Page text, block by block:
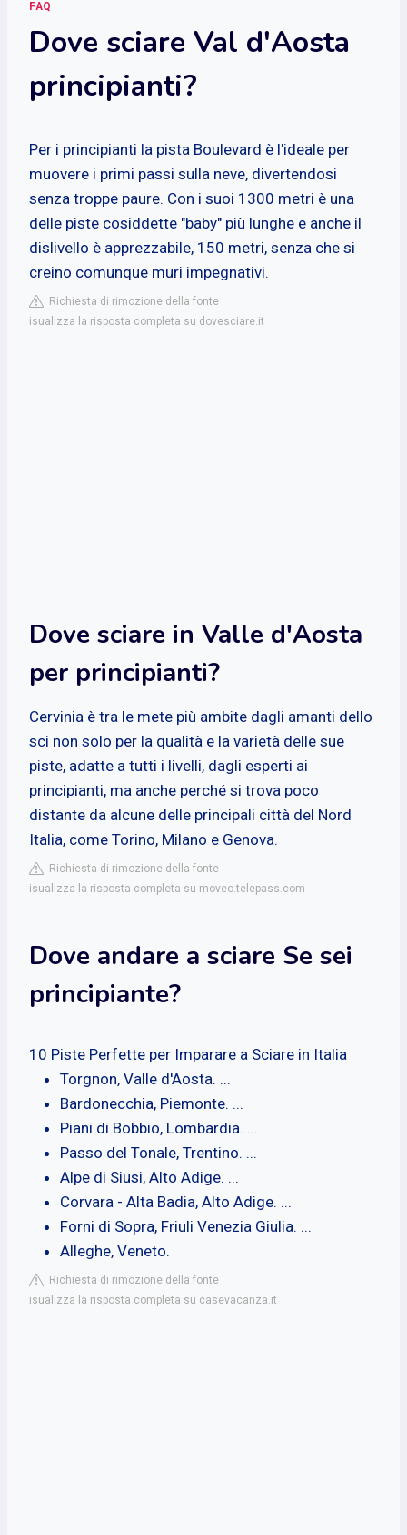
FAQ
Dove sciare Val d'Aosta
principianti?
Per i principianti la pista Boulevard è l'ideale per
muovere i primi passi sulla neve, divertendosi
senza troppe paure. Con i suoi 1300 metri è una
delle piste cosiddette "baby" più lunghe e anche il
dislivello è apprezzabile, 150 metri, senza che si
creino comunque muri impegnativi.
Richiesta di rimozione della fonte
isualizza la risposta completa su dovesciare.it
Dove sciare in Valle d'Aosta
per principianti?
Cervinia è tra le mete più ambite dagli amanti dello
sci non solo per la qualità e la varietà delle sue
piste, adatte a tutti i livelli, dagli esperti ai
principianti, ma anche perché si trova poco
distante da alcune delle principali città del Nord
Italia, come Torino, Milano e Genova.
Richiesta di rimozione della fonte
isualizza la risposta completa su moveo.telepass.com
Dove andare a sciare Se sei
principiante?
10 Piste Perfette per Imparare a Sciare in Italia
Torgnon, Valle d'Aosta. ...
Bardonecchia, Piemonte. ...
Piani di Bobbio, Lombardia. ...
Passo del Tonale, Trentino. ...
Alpe di Siusi, Alto Adige. ...
Corvara - Alta Badia, Alto Adige. ...
Forni di Sopra, Friuli Venezia Giulia. ...
Alleghe, Veneto.
Richiesta di rimozione della fonte
isualizza la risposta completa su casevacanza.it